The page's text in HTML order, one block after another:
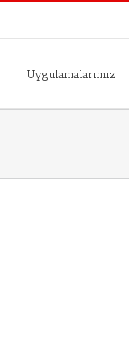
Uygulamalarımız